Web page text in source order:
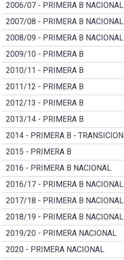
2006/07 - PRIMERA B NACIONAL
2007/08 - PRIMERA B NACIONAL
2008/09 - PRIMERA B NACIONAL
2009/10 - PRIMERA B
2010/11 - PRIMERA B
2011/12 - PRIMERA B
2012/13 - PRIMERA B
2013/14 - PRIMERA B
2014 - PRIMERA B - TRANSICION
2015 - PRIMERA B
2016 - PRIMERA B NACIONAL
2016/17 - PRIMERA B NACIONAL
2017/18 - PRIMERA B NACIONAL
2018/19 - PRIMERA B NACIONAL
2019/20 - PRIMERA NACIONAL
2020 - PRIMERA NACIONAL